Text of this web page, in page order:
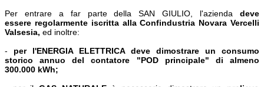
Per entrare a far parte della SAN GIULIO, l'azienda deve
essere regolarmente iscritta alla Confindustria Novara Vercelli
Valsesia, ed inoltre:
- per l'ENERGIA ELETTRICA deve dimostrare un consumo
storico annuo del contatore "POD principale" di almeno
300.000 kWh;